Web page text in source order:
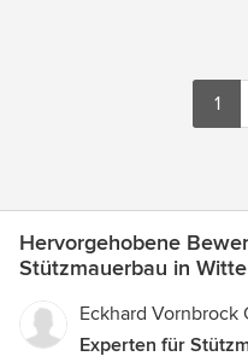
1
Hervorgehobene
Stützmauerbau in
Eckhard Vornbrock
Experten für